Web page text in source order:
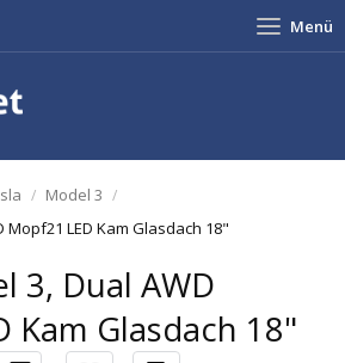
Menü
Model 3
Mopf21 LED Kam Glasdach 18"
3, Dual AWD
Kam Glasdach 18"